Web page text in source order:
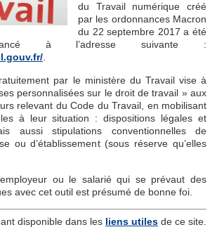
du Travail numérique créé
par les ordonnances Macron
du 22 septembre 2017 a été
lancé à l’adresse suivante :
par le ministère du Travail vise à
personnalisées sur le droit de travail » aux
relevant du Code du Travail, en mobilisant
à leur situation : dispositions légales et
aussi stipulations conventionnelles de
ou d’établissement (sous réserve qu’elles
ou le salarié qui se prévaut des
avec cet outil est présumé de bonne foi.
disponible dans les liens utiles de ce site.